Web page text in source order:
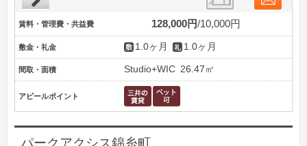
賃料・管理費・共益費 128,000円 10,000円
敷金・礼金 1.0ヶ月 1.0ヶ月
間取・面積 Studio+WIC 26.47㎡
アピールポイント
パークアクシス錦糸町